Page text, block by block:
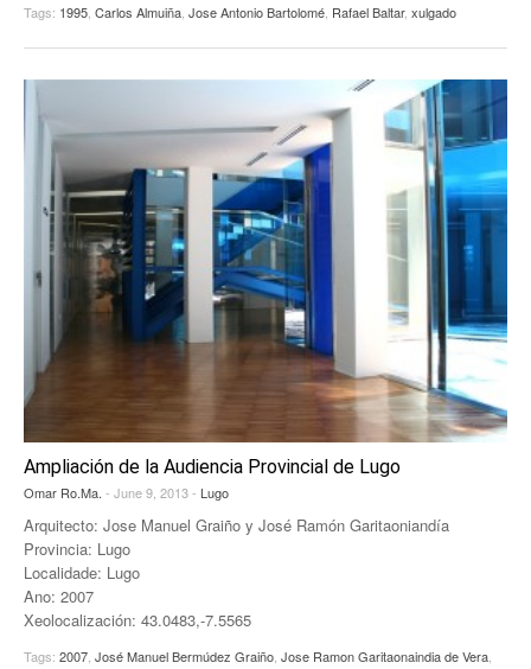
Tags: 1995 Carlos Almuiña Jose Antonio Bartolomé Rafael Baltar, xulgado
Ampliación de la Audiencia Provincial de Lugo
Omar Ro.Ma. - June 9, 2013 - Lugo
Arquitecto: Jose Manuel Graiño y José Ramón Garitaoniandía
Provincia: Lugo
Localidade: Lugo
Ano: 2007
Xeolocalización: 43.0483,-7.5565
Tags: 2007 José Manuel Bermúdez Graiño Jose Ramon Garitaonaindia de Vera